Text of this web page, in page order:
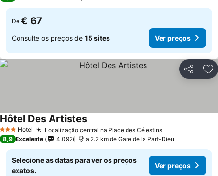
De € 67
Consulte os preços de 15 sites Ver preços
Partilhar
3 EstrelasHotel Localização central na Place des Célestins
Hôtel Des Artistes
8,9 Excelente 4.092 a 2.2 km de Gare de la Part-Dieu
Selecione as datas para ver os preços
exatos.
Ver preços